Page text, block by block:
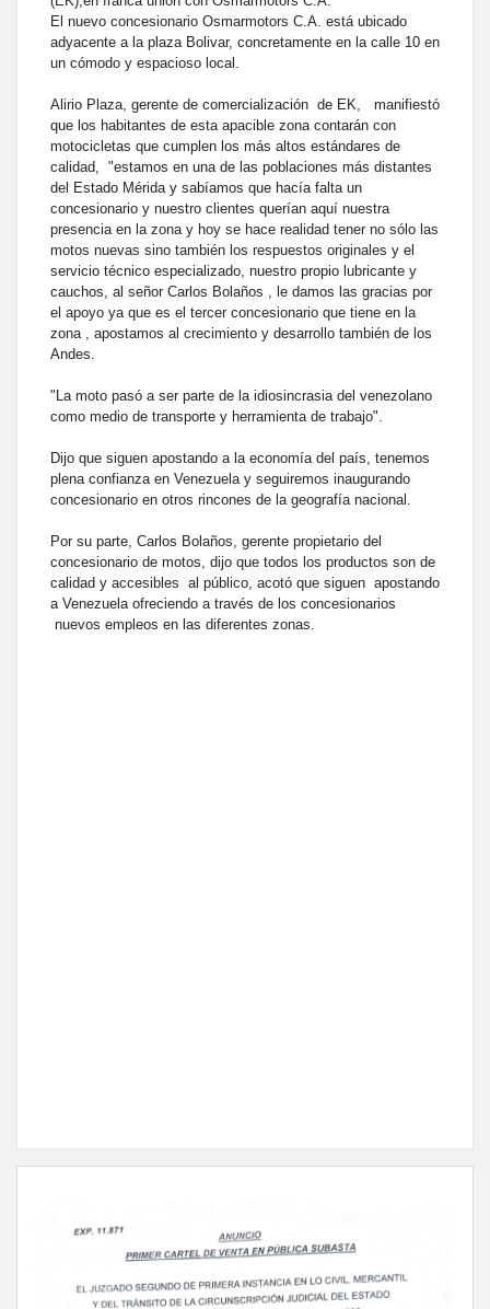
El nuevo concesionario Osmarmotors C.A. está ubicado
adyacente a la plaza Bolivar, concretamente en la calle 10 en
un cómodo y espacioso local.
Alirio Plaza, gerente de comercialización de EK, manifiestó
que los habitantes de esta apacible zona contarán con
motocicletas que cumplen los más altos estándares de
calidad, "estamos en una de las poblaciones más distantes
del Estado Mérida y sabíamos que hacía falta un
concesionario y nuestro clientes querían aquí nuestra
presencia en la zona y hoy se hace realidad tener no sólo las
motos nuevas sino también los respuestos originales y el
servicio técnico especializado, nuestro propio lubricante y
cauchos, al señor Carlos Bolaños , le damos las gracias por
el apoyo ya que es el tercer concesionario que tiene en la
zona , apostamos al crecimiento y desarrollo también de los
Andes.
"La moto pasó a ser parte de la idiosincrasia del venezolano
como medio de transporte y herramienta de trabajo".
Dijo que siguen apostando a la economía del país, tenemos
plena confianza en Venezuela y seguiremos inaugurando
concesionario en otros rincones de la geografía nacional.
Por su parte, Carlos Bolaños, gerente propietario del
concesionario de motos, dijo que todos los productos son de
calidad y accesibles al público, acotó que siguen apostando
a Venezuela ofreciendo a través de los concesionarios
nuevos empleos en las diferentes zonas.